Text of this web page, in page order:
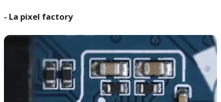
- La pixel factory